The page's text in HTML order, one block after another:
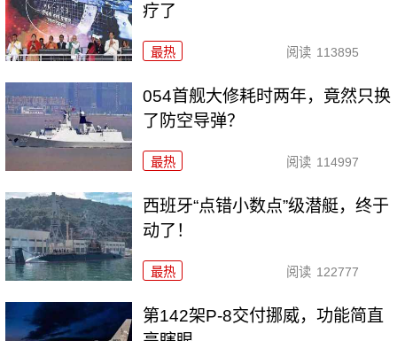
疗了
最热 阅读 113895
054首舰大修耗时两年，竟然只换
了防空导弹？
最热 阅读 114997
西班牙“点错小数点”级潜艇，终于
动了！
最热 阅读 122777
第142架P-8交付挪威，功能简直